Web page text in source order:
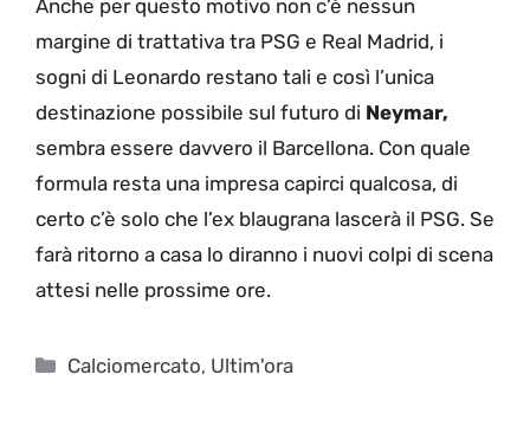
Anche per questo motivo non c’è nessun
margine di trattativa tra PSG e Real Madrid, i
sogni di Leonardo restano tali e così l’unica
destinazione possibile sul futuro di Neymar,
sembra essere davvero il Barcellona. Con quale
formula resta una impresa capirci qualcosa, di
certo c’è solo che l’ex blaugrana lascerà il PSG. Se
farà ritorno a casa lo diranno i nuovi colpi di scena
attesi nelle prossime ore.
Categorie
Calciomercato, Ultim'ora